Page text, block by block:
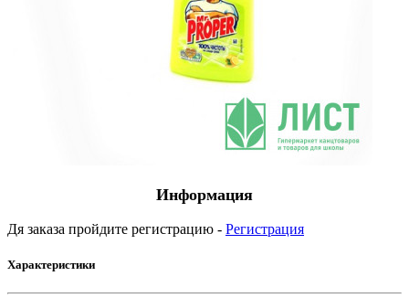
Информация
Дя заказа пройдите регистрацию - Регистрация
Характеристики